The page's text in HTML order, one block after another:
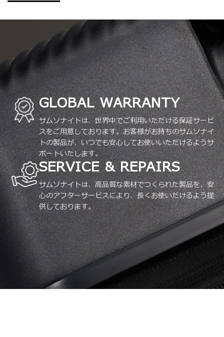
GLOBAL WARRANTY
サムソナイトは、世界中でご利用いただける保証サービ
スをご用意しております。お客様がお持ちのサムソナイ
トの製品が、いつでも安心してお使いいただけるようサ
ポートいたします。
SERVICE & REPAIRS
サムソナイトは、高品質な素材でつくられた製品を、安
心のアフターサービスにより、長くお使いだけるよう提
供しております。